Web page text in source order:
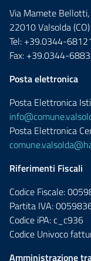
Via Mamete
22010 Valsolda (CO)
Tel: +39.0344-
Fax: +39.0344-
Posta elettronica
Posta Elettronica
Posta Elettronica
Riferimenti Fiscali
Codice Fiscale:
Partita IVA:
Codice iPA: c_c936
Codice Univoco
Amministrazione